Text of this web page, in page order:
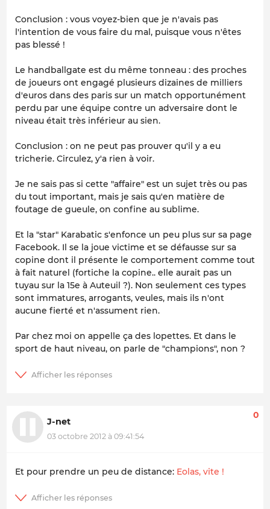
Conclusion : vous voyez-bien que je n'avais pas
l'intention de vous faire du mal, puisque vous n'êtes
pas blessé !
Le handballgate est du même tonneau : des proches
de joueurs ont engagé plusieurs dizaines de milliers
d'euros dans des paris sur un match opportunément
perdu par une équipe contre un adversaire dont le
niveau était très inférieur au sien.
Conclusion : on ne peut pas prouver qu'il y a eu
tricherie. Circulez, y'a rien à voir.
Je ne sais pas si cette "affaire" est un sujet très ou pas
du tout important, mais je sais qu'en matière de
foutage de gueule, on confine au sublime.
Et la "star" Karabatic s'enfonce un peu plus sur sa page
Facebook. Il se la joue victime et se défausse sur sa
copine dont il présente le comportement comme tout
à fait naturel (fortiche la copine.. elle aurait pas un
tuyau sur la 15e à Auteuil ?). Non seulement ces types
sont immatures, arrogants, veules, mais ils n'ont
aucune fierté et n'assument rien.
Par chez moi on appelle ça des lopettes. Et dans le
sport de haut niveau, on parle de "champions", non ?
J-net
03 octobre 2012 à 09:41:54
0
Et pour prendre un peu de distance: Eolas, vite !